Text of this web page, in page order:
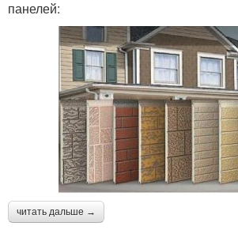
панелей:
читать дальше →